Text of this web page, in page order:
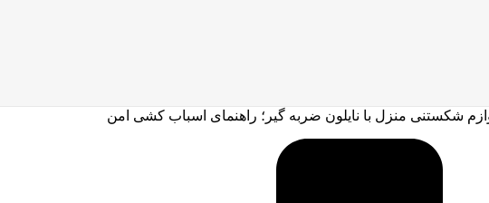
شکستنی منزل با نایلون ضربه گیر؛ راهنمای اسباب کشی امن